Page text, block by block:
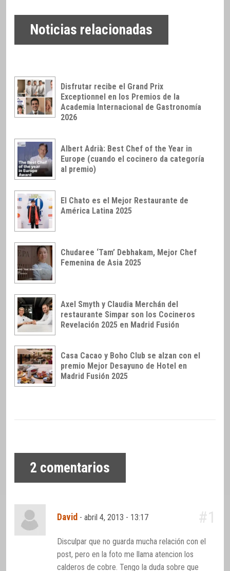
Noticias relacionadas
Disfrutar recibe el Grand Prix
Exceptionnel en los Premios de la
Academia Internacional de Gastronomía
2026
Albert Adrià: Best Chef of the Year in
Europe (cuando el cocinero da categoría
al premio)
El Chato es el Mejor Restaurante de
América Latina 2025
Chudaree ‘Tam’ Debhakam, Mejor Chef
Femenina de Asia 2025
Axel Smyth y Claudia Merchán del
restaurante Simpar son los Cocineros
Revelación 2025 en Madrid Fusión
Casa Cacao y Boho Club se alzan con el
premio Mejor Desayuno de Hotel en
Madrid Fusión 2025
2 comentarios
David -abril 4, 2013 - 13:17 #1
Disculpar que no guarda mucha relación con el
post, pero en la foto me llama atencion los
calderos de cobre. Tengo la duda sobre que